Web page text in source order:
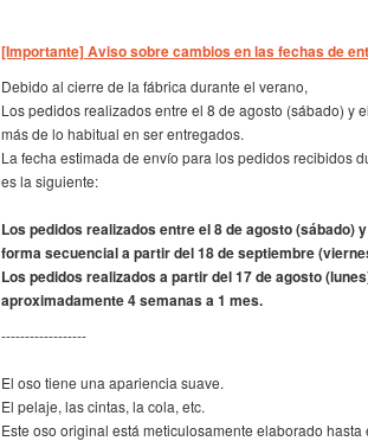
[Importante] Aviso sobre cambios en las fechas de
Debido al cierre de la fábrica durante el verano,
Los pedidos realizados entre el 8 de agosto (sábado) y
más de lo habitual en ser entregados.
La fecha estimada de envío para los pedidos recibidos
es la siguiente:
Los pedidos realizados entre el 8 de agosto (sábado)
forma secuencial a partir del 18 de septiembre
Los pedidos realizados a partir del 17 de agosto
aproximadamente 4 semanas a 1 mes.
------------------
El oso tiene una apariencia suave.
El pelaje, las cintas, la cola, etc.
Este oso original está meticulosamente elaborado hasta